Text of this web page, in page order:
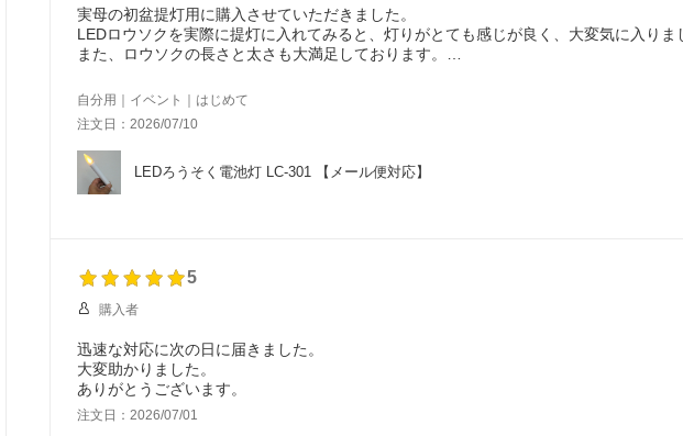
実母の初盆提灯用に購入させていただきました。
LEDロウソクを実際に提灯に入れてみると、灯りがとても感じが良く、大変気に入りま
また、ロウソクの長さと太さも大満足しております。
そして、注文から商品が届くまでが早くてこれもまた◎でした。
あと、お値段的にも他店さんよりもお安く購入できたので、本当によかったです！
また、購入したいと思っております。
自分用｜イベント｜はじめて
注文日：2026/07/10
LEDろうそく電池灯 LC-301 【メール便対応】
5
購入者
迅速な対応に次の日に届きました。
大変助かりました。
ありがとうございます。
注文日：2026/07/01